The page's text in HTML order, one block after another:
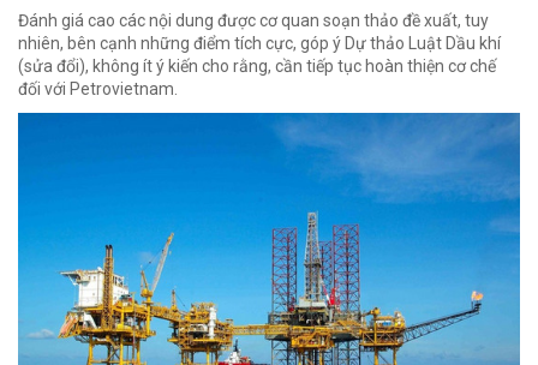
Đánh giá cao các nội dung được cơ quan soạn thảo đề xuất, tuy
nhiên, bên cạnh những điểm tích cực, góp ý Dự thảo Luật Dầu khí
(sửa đổi), không ít ý kiến cho rằng, cần tiếp tục hoàn thiện cơ chế
đối với Petrovietnam.